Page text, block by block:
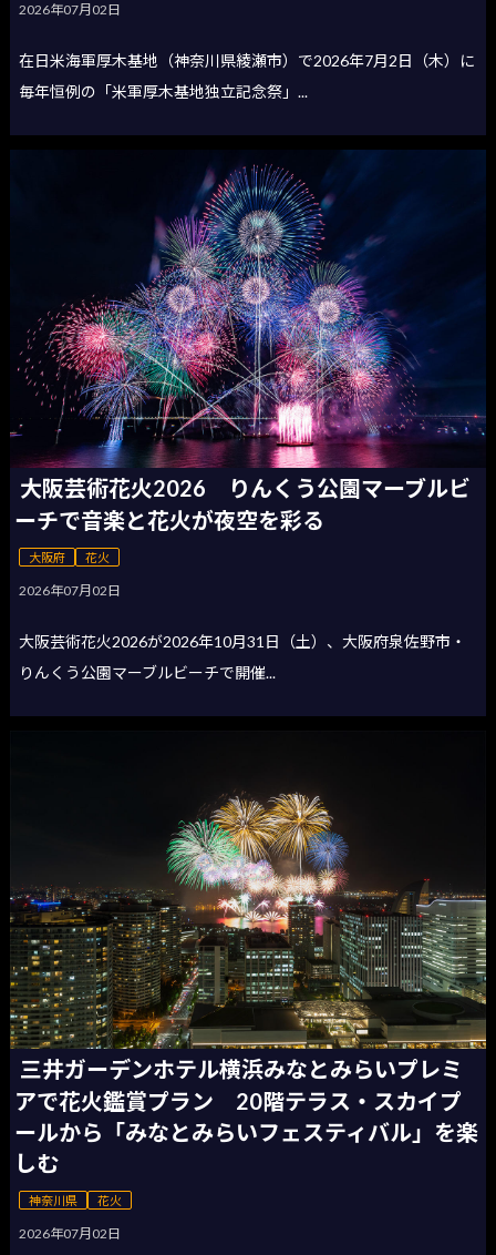
2026年07月02日
在日米海軍厚木基地（神奈川県綾瀬市）で2026年7月2日（木）に
毎年恒例の「米軍厚木基地独立記念祭」...
大阪芸術花火2026 りんくう公園マーブルビ
ーチで音楽と花火が夜空を彩る
大阪府 花火
2026年07月02日
大阪芸術花火2026が2026年10月31日（土）、大阪府泉佐野市・
りんくう公園マーブルビーチで開催...
三井ガーデンホテル横浜みなとみらいプレミ
アで花火鑑賞プラン 20階テラス・スカイプ
ールから「みなとみらいフェスティバル」を楽
しむ
神奈川県 花火
2026年07月02日